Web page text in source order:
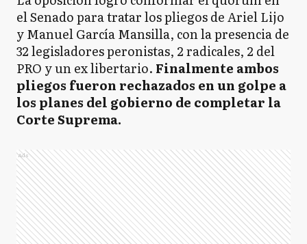
el Senado para tratar los pliegos de Ariel Lijo
y Manuel García Mansilla, con la presencia de
32 legisladores peronistas, 2 radicales, 2 del
PRO y un ex libertario. Finalmente ambos
pliegos fueron rechazados en un golpe a
los planes del gobierno de completar la
Corte Suprema.
Ads